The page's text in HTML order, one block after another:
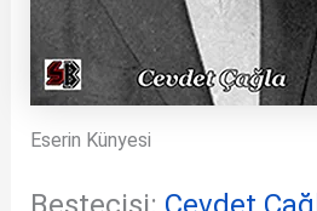
Eserin Künyesi